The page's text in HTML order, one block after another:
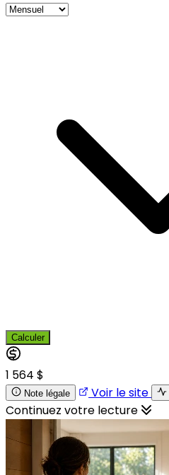
Calculer
1 564 $
Note légale Voir le site
Continuez votre lecture